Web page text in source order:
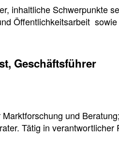
inhaltliche Schwerpunkte
Öffentlichkeitsarbeit
Geschäftsführer
und
Tätig in